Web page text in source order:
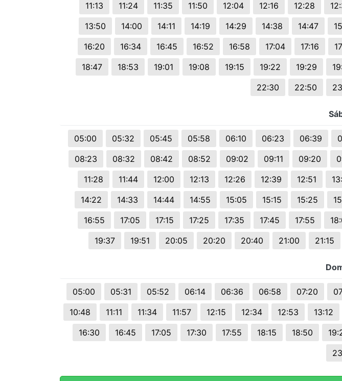
11:13
11:24 11:35 11:50 12:04 12:16 12:28
13:50
14:00 14:11 14:19 14:29 14:38 14:47
16:20
16:34 16:45 16:52 16:58 17:04 17:16
18:47
18:53 19:01 19:08 19:15 19:22 19:29
22:30
22:50
05:00 05:32 05:45 05:58 06:10 06:23 06:39
08:23
08:32 08:42 08:52 09:02 09:11 09:20
11:28
11:44 12:00 12:13 12:26 12:39 12:51
14:22
14:33 14:44 14:55 15:05 15:15 15:25
16:55
17:05 17:15 17:25 17:35 17:45 17:55
19:37
19:51 20:05 20:20 20:40 21:00 21:15
05:00 05:31 05:52 06:14 06:36 06:58 07:20
10:48
11:11 11:34 11:57 12:15 12:34 12:53 13:12
16:30
16:45 17:05 17:30 17:55 18:15 18:50